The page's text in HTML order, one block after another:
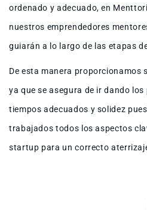
ordenado y adecuado, en
nuestros emprendedores
guiarán a lo largo de las etapas
De esta manera proporcionamos
ya que se asegura de ir dando
tiempos adecuados y solidez
trabajados todos los aspectos
startup para un correcto